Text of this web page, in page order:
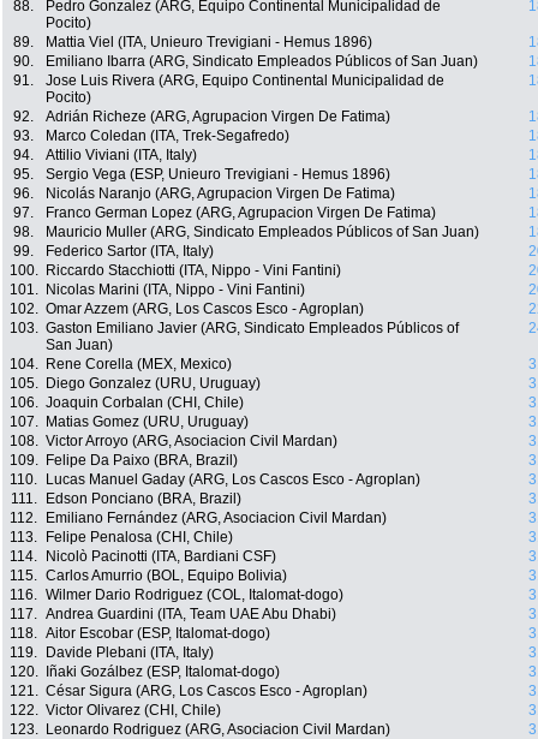
88.
Pedro Gonzalez (ARG, Equipo Continental Municipalidad de
Pocito)
89. Mattia Viel (ITA, Unieuro Trevigiani - Hemus 1896)
90.
Emiliano Ibarra (ARG, Sindicato Empleados Públicos of San Juan)
91.
Jose Luis Rivera (ARG, Equipo Continental Municipalidad de
Pocito)
92. Adrián Richeze (ARG, Agrupacion Virgen De Fatima)
93.
Marco Coledan (ITA, Trek-Segafredo)
94.
Attilio Viviani (ITA, Italy)
95.
Sergio Vega (ESP, Unieuro Trevigiani - Hemus 1896)
96.
Nicolás Naranjo (ARG, Agrupacion Virgen De Fatima)
97.
Franco German Lopez (ARG, Agrupacion Virgen De Fatima)
98.
Mauricio Muller (ARG, Sindicato Empleados Públicos of San Juan)
99.
Federico Sartor (ITA, Italy)
100.
Riccardo Stacchiotti (ITA, Nippo - Vini Fantini)
101.
Nicolas Marini (ITA, Nippo - Vini Fantini)
102. Omar Azzem (ARG, Los Cascos Esco - Agroplan)
103. Gaston Emiliano Javier (ARG, Sindicato Empleados Públicos of
San Juan)
104. Rene Corella (MEX, Mexico)
105.
Diego Gonzalez (URU, Uruguay)
106. Joaquin Corbalan (CHI, Chile)
107.
Matias Gomez (URU, Uruguay)
108. Victor Arroyo (ARG, Asociacion Civil Mardan)
109.
Felipe Da Paixo (BRA, Brazil)
110.
Lucas Manuel Gaday (ARG, Los Cascos Esco - Agroplan)
111.
Edson Ponciano (BRA, Brazil)
112.
Emiliano Fernández (ARG, Asociacion Civil Mardan)
113.
Felipe Penalosa (CHI, Chile)
114.
Nicolò Pacinotti (ITA, Bardiani CSF)
115. Carlos Amurrio (BOL, Equipo Bolivia)
116. Wilmer Dario Rodriguez (COL, Italomat-dogo)
117. Andrea Guardini (ITA, Team UAE Abu Dhabi)
118. Aitor Escobar (ESP, Italomat-dogo)
119.
Davide Plebani (ITA, Italy)
120.
Iñaki Gozálbez (ESP, Italomat-dogo)
121. César Sigura (ARG, Los Cascos Esco - Agroplan)
122. Victor Olivarez (CHI, Chile)
123.
Leonardo Rodriguez (ARG, Asociacion Civil Mardan)